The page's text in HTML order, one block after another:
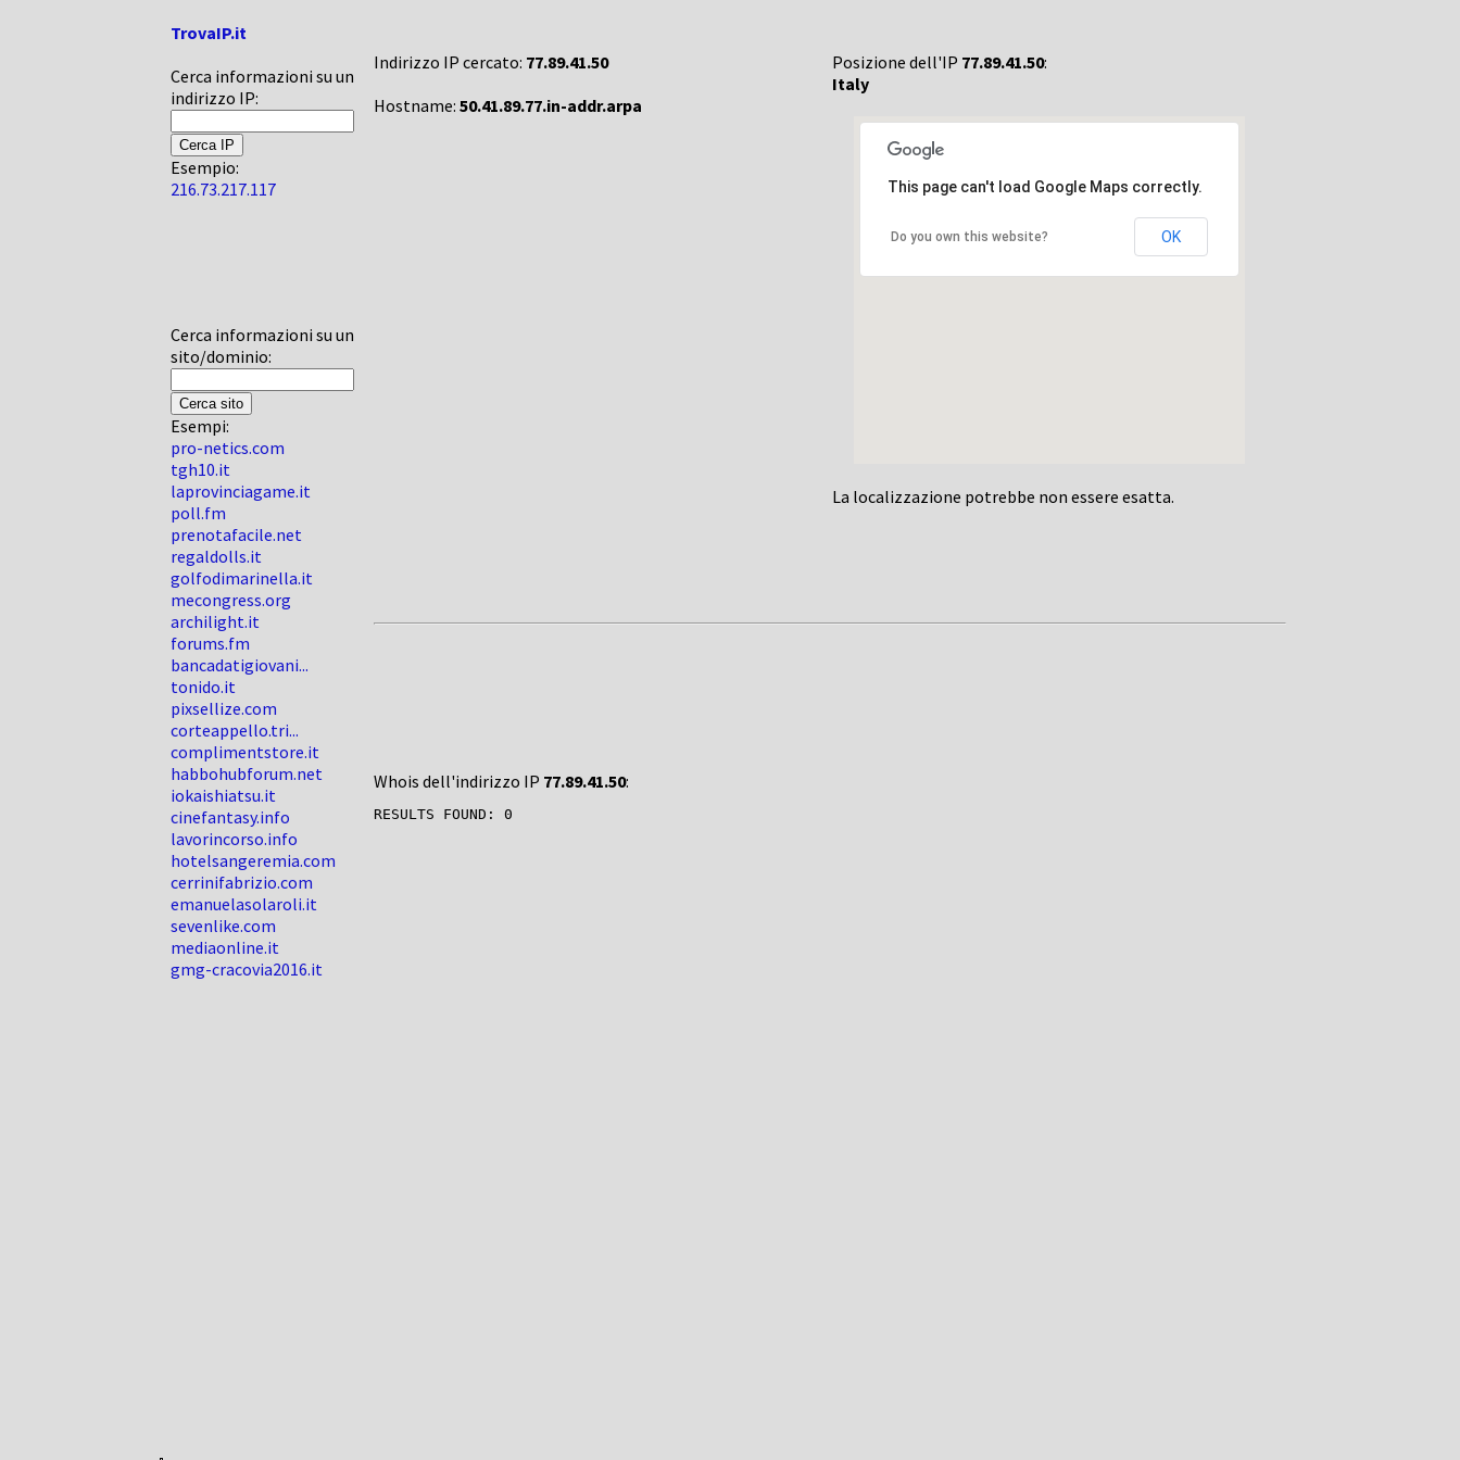
TrovaIP.it
Cerca informazioni su un
indirizzo IP:
Esempio:
216.73.217.117
Cerca informazioni su un
sito/dominio:
Esempi:
pro-netics.com
tgh10.it
laprovinciagame.it
poll.fm
prenotafacile.net
regaldolls.it
golfodimarinella.it
mecongress.org
archilight.it
forums.fm
bancadatigiovani...
tonido.it
pixsellize.com
corteappello.tri...
complimentstore.it
habbohubforum.net
iokaishiatsu.it
cinefantasy.info
lavorincorso.info
hotelsangeremia.com
cerrinifabrizio.com
emanuelasolaroli.it
sevenlike.com
mediaonline.it
gmg-cracovia2016.it
Indirizzo IP cercato: 77.89.41.50
Hostname: 50.41.89.77.in-addr.arpa
Posizione dell'IP 77.89.41.50:
Italy
This page can't load Google Maps correctly.
Do you own this website? OK
La localizzazione potrebbe non essere esatta.
Whois dell'indirizzo IP 77.89.41.50: